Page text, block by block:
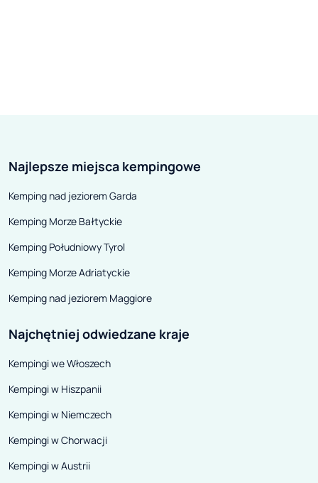
Najlepsze miejsca kempingowe
Kemping nad jeziorem Garda
Kemping Morze Bałtyckie
Kemping Południowy Tyrol
Kemping Morze Adriatyckie
Kemping nad jeziorem Maggiore
Najchętniej odwiedzane kraje
Kempingi we Włoszech
Kempingi w Hiszpanii
Kempingi w Niemczech
Kempingi w Chorwacji
Kempingi w Austrii